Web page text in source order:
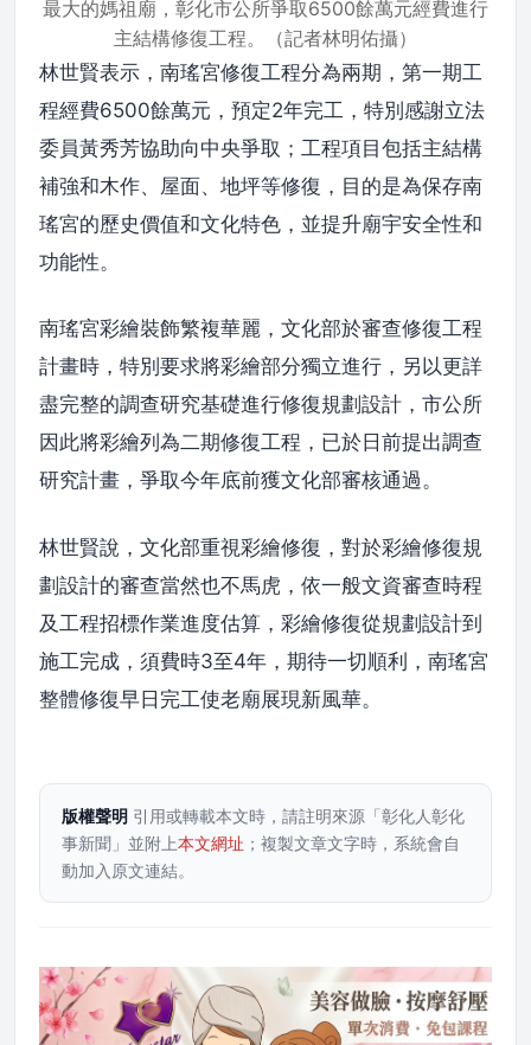
最大的媽祖廟，彰化市公所爭取6500餘萬元經費進行
主結構修復工程。（記者林明佑攝）
林世賢表示，南瑤宮修復工程分為兩期，第一期工
程經費6500餘萬元，預定2年完工，特別感謝立法
委員黃秀芳協助向中央爭取；工程項目包括主結構
補強和木作、屋面、地坪等修復，目的是為保存南
瑤宮的歷史價值和文化特色，並提升廟宇安全性和
功能性。
南瑤宮彩繪裝飾繁複華麗，文化部於審查修復工程
計畫時，特別要求將彩繪部分獨立進行，另以更詳
盡完整的調查研究基礎進行修復規劃設計，市公所
因此將彩繪列為二期修復工程，已於日前提出調查
研究計畫，爭取今年底前獲文化部審核通過。
林世賢說，文化部重視彩繪修復，對於彩繪修復規
劃設計的審查當然也不馬虎，依一般文資審查時程
及工程招標作業進度估算，彩繪修復從規劃設計到
施工完成，須費時3至4年，期待一切順利，南瑤宮
整體修復早日完工使老廟展現新風華。
版權聲明 引用或轉載本文時，請註明來源「彰化人彰化
事新聞」並附上本文網址 ；複製文章文字時，系統會自
動加入原文連結。